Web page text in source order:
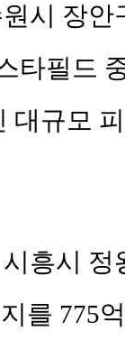
시 장
타필드
대규모
흥시
를 775